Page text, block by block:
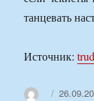
танцевать
Источник:
Автор